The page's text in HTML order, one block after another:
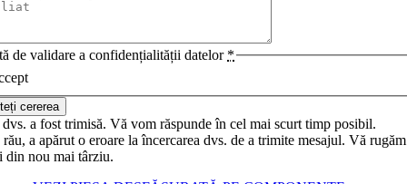
de validare a confidențialității datelor *
cererea
dvs. a fost trimisă. Vă vom răspunde în cel mai scurt timp posibil.
a apărut o eroare la încercarea dvs. de a trimite mesajul. Vă
din nou mai târziu.